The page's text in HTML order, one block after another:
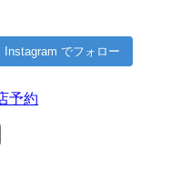
Instagram でフォロー
予約